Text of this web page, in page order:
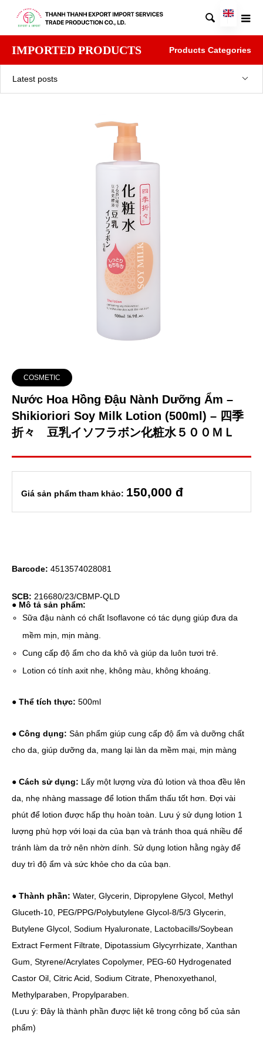

IMPORTED PRODUCTS Products Categories
Latest posts
COSMETIC
Nước Hoa Hồng Đậu Nành Dưỡng Ẩm –
Shikioriori Soy Milk Lotion (500ml) – 四季
折々 豆乳イソフラボン化粧水５００ＭＬ
Giá sản phẩm tham khảo: 150,000 đ
Barcode: 4513574028081
SCB: 216680/23/CBMP-QLD
● Mô tả sản phẩm:
Sữa đậu nành có chất Isoflavone có tác dụng giúp đưa da
mềm mịn, mịn màng.
Cung cấp độ ẩm cho da khô và giúp da luôn tươi trẻ.
Lotion có tính axit nhẹ, không màu, không khoáng.
● Thể tích thực: 500ml
● Công dụng: Sản phẩm giúp cung cấp độ ẩm và dưỡng chất
cho da, giúp dưỡng da, mang lại làn da mềm mại, mịn màng
● Cách sử dụng: Lấy một lượng vừa đủ lotion và thoa đều lên
da, nhẹ nhàng massage để lotion thẩm thấu tốt hơn. Đợi vài
phút để lotion được hấp thụ hoàn toàn. Lưu ý sử dụng lotion 1
lượng phù hợp với loại da của bạn và tránh thoa quá nhiều để
tránh làm da trở nên nhờn dính. Sử dụng lotion hằng ngày để
duy trì độ ẩm và sức khỏe cho da của bạn.
● Thành phần: Water, Glycerin, Dipropylene Glycol, Methyl
Gluceth-10, PEG/PPG/Polybutylene Glycol-8/5/3 Glycerin,
Butylene Glycol, Sodium Hyaluronate, Lactobacills/Soybean
Extract Ferment Filtrate, Dipotassium Glycyrrhizate, Xanthan
Gum, Styrene/Acrylates Copolymer, PEG-60 Hydrogenated
Castor Oil, Citric Acid, Sodium Citrate, Phenoxyethanol,
Methylparaben, Propylparaben.
(Lưu ý: Đây là thành phần được liệt kê trong công bố của sản
phẩm)